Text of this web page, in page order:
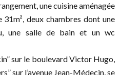
une cuisine aménagée
deux chambres dont une
une salle de bain et un wc
sur le boulevard Victor Hugo,
sur l’avenue Jean-Médecin, se